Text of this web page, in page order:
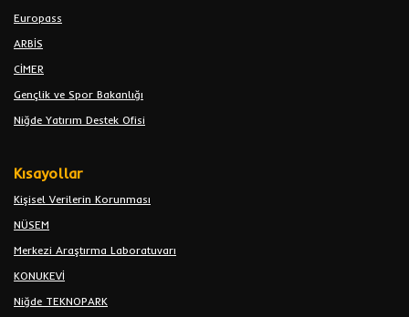
Europass
ARBİS
CİMER
Gençlik ve Spor Bakanlığı
Niğde Yatırım Destek Ofisi
Kısayollar
Kişisel Verilerin Korunması
NÜSEM
Merkezi Araştırma Laboratuvarı
KONUKEVİ
Niğde TEKNOPARK